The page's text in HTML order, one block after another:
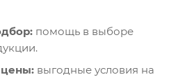
помощь в выборе
выгодные условия на